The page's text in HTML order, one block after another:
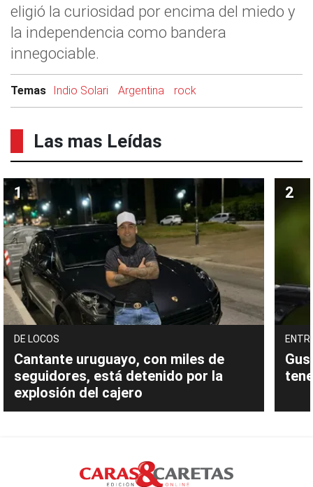
eligió la curiosidad por encima del miedo y
la independencia como bandera
innegociable.
Temas Indio Solari Argentina rock
Las mas Leídas
DE LOCOS
Cantante uruguayo, con miles de
seguidores, está detenido por la
explosión del cajero